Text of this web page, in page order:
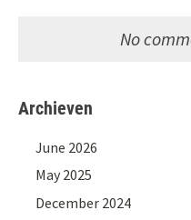
No
Archieven
June 2026
May 2025
December 2024